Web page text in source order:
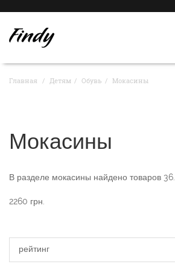
Главная Детям Обувь Мокасины
Мокасины
В разделе мокасины найдено товаров 36
2260 грн.